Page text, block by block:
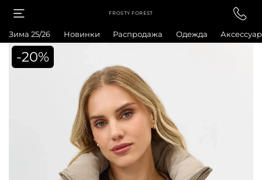
FROSTY FOREST
Зима 25/26 Новинки Распродажа Одежда
-20%